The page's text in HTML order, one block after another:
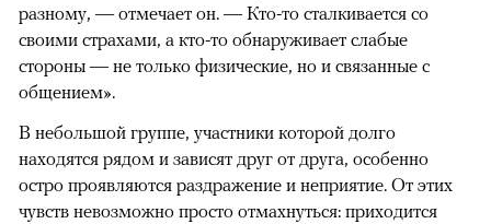
разному, — отмечает он. — Кто-то сталкивается со
своими страхами, а кто-то обнаруживает слабые
стороны — не только физические, но и связанные с
общением».
В небольшой группе, участники которой долго
находятся рядом и зависят друг от друга, особенно
остро проявляются раздражение и неприятие. От этих
чувств невозможно просто отмахнуться: приходится